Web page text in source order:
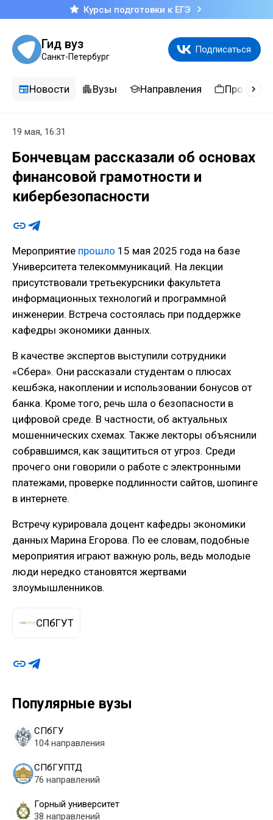
Курсы подготовки к ЕГЭ
Гид вуз
Санкт-Петербург
Подписаться
Новости Вузы Направления
Популярные вузы
СПбГУ
104 направления
СПбГУПТД
76 направлений
Горный университет
38 направлений
19 мая, 16:31
Бончевцам рассказали об основах
финансовой грамотности и
кибербезопасности
Мероприятие прошло 15 мая 2025 года на базе
Университета телекоммуникаций. На лекции
присутствовали третьекурсники факультета
информационных технологий и программной
инженерии. Встреча состоялась при поддержке
кафедры экономики данных.
В качестве экспертов выступили сотрудники
«Сбера». Они рассказали студентам о плюсах
кешбэка, накоплении и использовании бонусов от
банка. Кроме того, речь шла о безопасности в
цифровой среде. В частности, об актуальных
мошеннических схемах. Также лекторы объяснили
собравшимся, как защититься от угроз. Среди
прочего они говорили о работе с электронными
платежами, проверке подлинности сайтов, шопинге
в интернете.
Встречу курировала доцент кафедры экономики
данных Марина Егорова. По ее словам, подобные
мероприятия играют важную роль, ведь молодые
люди нередко становятся жертвами
злоумышленников.
СПбГУТ